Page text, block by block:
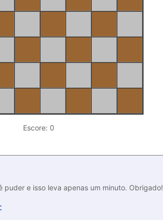
Escore: 0
e isso leva apenas um minuto. Obrigado!